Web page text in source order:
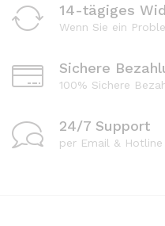
14-tägiges
Wenn Sie ein
Sichere
100% Sichere
24/7 Support
per Email & Hotline